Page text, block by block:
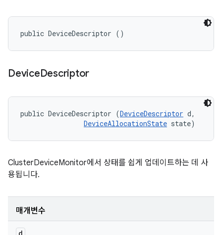
public DeviceDescriptor ()
DeviceDescriptor
public DeviceDescriptor (DeviceDescriptor d,
DeviceAllocationState state)
ClusterDeviceMonitor에서 상태를 쉽게 업데이트하는 데 사
용됩니다.
매개변수